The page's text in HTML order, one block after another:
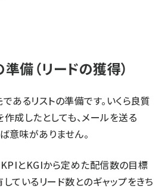
備（リードの獲得）
あるリストの準備です。いくら良質
成したとしても、メールを送る
意味がありません。
KPIとKGIから定めた配信数の目標
ているリード数とのギャップをきち